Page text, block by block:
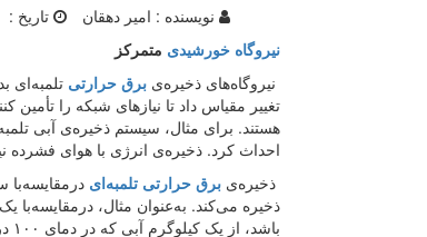
نویسنده : امیر دهقان تاریخ :
نیروگاه خورشیدی متمرکز
نیروگاه‌های ذخیره‌ی برق حرارتی تلمبه‌ای
تغییر مقیاس داد تا نیازهای شبکه را تأمین
هستند. برای مثال، سیستم ذخیره‌ی آبی
احداث کرد. ذخیره‌ی انرژی با هوای
ذخیره‌ی برق حرارتی تلمبه‌ای درمقایسه‌با